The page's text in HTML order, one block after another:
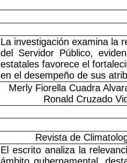
La investigación examina la
del Servidor Público,
estatales favorece el
en el desempeño de sus
Merly Fiorella Cuadra
Ronald Cruzado
Revista de
El escrito analiza la